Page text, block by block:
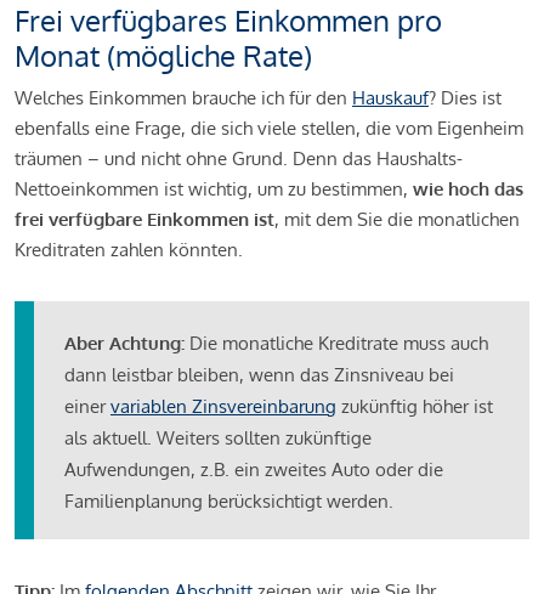
Frei verfügbares Einkommen pro
Monat (mögliche Rate)
Welches Einkommen brauche ich für den Hauskauf? Dies ist
ebenfalls eine Frage, die sich viele stellen, die vom Eigenheim
träumen – und nicht ohne Grund. Denn das Haushalts-
Nettoeinkommen ist wichtig, um zu bestimmen, wie hoch das
frei verfügbare Einkommen ist, mit dem Sie die monatlichen
Kreditraten zahlen könnten.
Aber Achtung: Die monatliche Kreditrate muss auch
dann leistbar bleiben, wenn das Zinsniveau bei
einervariablen Zinsvereinbarung zukünftig höher ist
als aktuell. Weiters sollten zukünftige
Aufwendungen, z.B. ein zweites Auto oder die
Familienplanung berücksichtigt werden.